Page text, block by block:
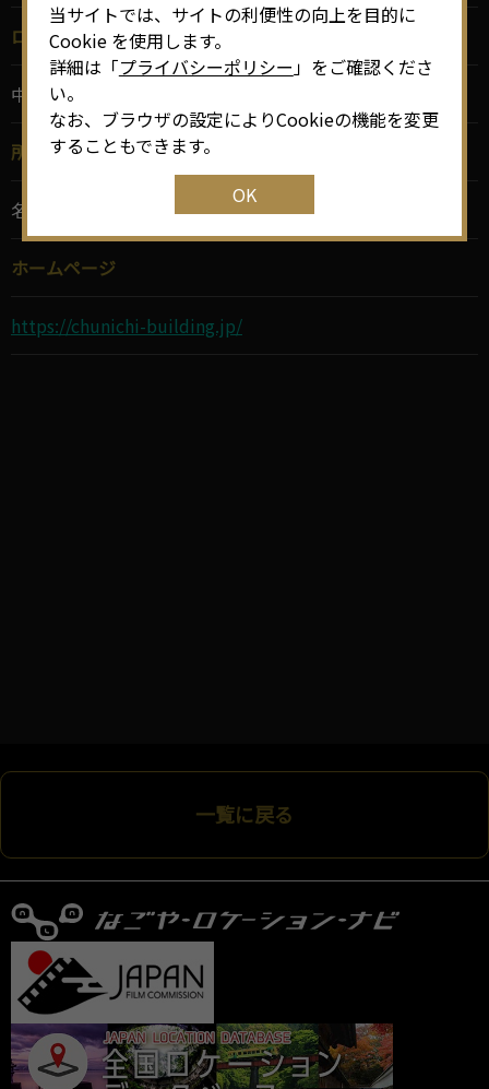
ロケ地名
中日ビル
所在地
名古屋市中区栄4－1－1
ホームページ
https://chunichi-building.jp/
一覧に戻る
当サイトでは、サイトの利便性の向上を目的に
Cookie を使用します。
詳細は「プライバシーポリシー」をご確認くださ
い。
なお、ブラウザの設定によりCookieの機能を変更
することもできます。
OK